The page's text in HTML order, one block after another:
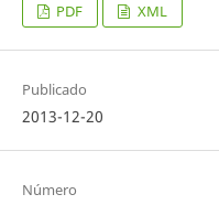
PDF XML
Publicado
2013-12-20
Número